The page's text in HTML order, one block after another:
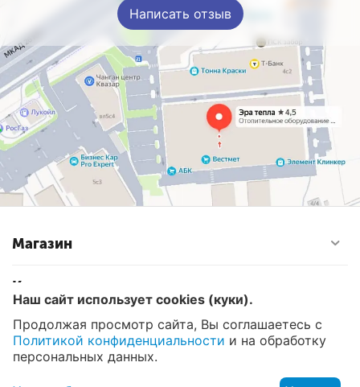
Написать отзыв
Магазин
Контакты
© 2008 - 2026 Эра Тепла. Интернет магазин отопительных
систем и водоснабжения в Москве
Наш сайт использует cookies (куки).
Продолжая просмотр сайта, Вы соглашаетесь с
Политикой конфиденциальности и на обработку
персональных данных.